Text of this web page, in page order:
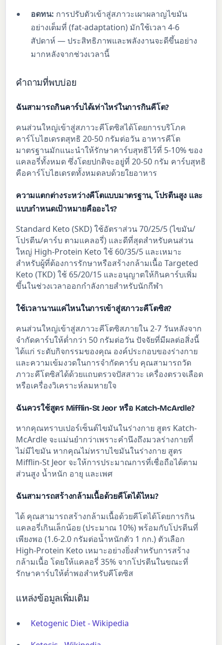
อดทน: การปรับตัวเข้าสู่สภาวะเผาผลาญไขมัน
อย่างเต็มที่ (fat-adaptation) มักใช้เวลา 4-6
สัปดาห์ — ประสิทธิภาพและพลังงานจะดีขึ้นอย่าง
มากหลังจากช่วงเวลานี้
คำถามที่พบบ่อย
ฉันสามารถกินคาร์บได้เท่าไหร่ในการกินคีโต?
คนส่วนใหญ่เข้าสู่สภาวะคีโตซิสได้โดยการบริโภค
คาร์โบไฮเดรตสุทธิ 20-50 กรัมต่อวัน อาหารคีโต
มาตรฐานมักแนะนำให้รักษาคาร์บสุทธิไว้ที่ 5-10% ของ
แคลอรี่ทั้งหมด ซึ่งโดยปกติจะอยู่ที่ 20-50 กรัม คาร์บสุทธิ
คือคาร์โบไฮเดรตทั้งหมดลบด้วยใยอาหาร
ความแตกต่างระหว่างคีโตแบบมาตรฐาน, โปรตีนสูง และ
แบบกำหนดเป้าหมายคืออะไร?
Standard Keto (SKD) ใช้อัตราส่วน 70/25/5 (ไขมัน/
โปรตีน/คาร์บ ตามแคลอรี่) และดีที่สุดสำหรับคนส่วน
ใหญ่ High-Protein Keto ใช้ 60/35/5 และเหมาะ
สำหรับผู้ที่ต้องการรักษาหรือสร้างกล้ามเนื้อ Targeted
Keto (TKD) ใช้ 65/20/15 และอนุญาตให้กินคาร์บเพิ่ม
ขึ้นในช่วงเวลาออกกำลังกายสำหรับนักกีฬา
ใช้เวลานานแค่ไหนในการเข้าสู่สภาวะคีโตซิส?
คนส่วนใหญ่เข้าสู่สภาวะคีโตซิสภายใน 2-7 วันหลังจาก
จำกัดคาร์บให้ต่ำกว่า 50 กรัมต่อวัน ปัจจัยที่มีผลต่อสิ่งนี้
ได้แก่ ระดับกิจกรรมของคุณ องค์ประกอบของร่างกาย
และความเข้มงวดในการจำกัดคาร์บ คุณสามารถวัด
ภาวะคีโตซิสได้ด้วยแถบตรวจปัสสาวะ เครื่องตรวจเลือด
หรือเครื่องวิเคราะห์ลมหายใจ
ฉันควรใช้สูตร Mifflin-St Jeor หรือ Katch-McArdle?
หากคุณทราบเปอร์เซ็นต์ไขมันในร่างกาย สูตร Katch-
McArdle จะแม่นยำกว่าเพราะคำนึงถึงมวลร่างกายที่
ไม่มีไขมัน หากคุณไม่ทราบไขมันในร่างกาย สูตร
Mifflin-St Jeor จะให้การประมาณการที่เชื่อถือได้ตาม
ส่วนสูง น้ำหนัก อายุ และเพศ
ฉันสามารถสร้างกล้ามเนื้อด้วยคีโตได้ไหม?
ได้ คุณสามารถสร้างกล้ามเนื้อด้วยคีโตได้โดยการกิน
แคลอรี่เกินเล็กน้อย (ประมาณ 10%) พร้อมกับโปรตีนที่
เพียงพอ (1.6-2.0 กรัมต่อน้ำหนักตัว 1 กก.) ตัวเลือก
High-Protein Keto เหมาะอย่างยิ่งสำหรับการสร้าง
กล้ามเนื้อ โดยให้แคลอรี่ 35% จากโปรตีนในขณะที่
รักษาคาร์บให้ต่ำพอสำหรับคีโตซิส
แหล่งข้อมูลเพิ่มเติม
Ketogenic Diet - Wikipedia